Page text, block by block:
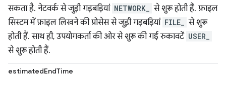
सकता है. नेटवर्क से जुड़ी गड़बड़ियां NETWORK_
से शुरू होती हैं. फ़ाइल
सिस्टम में फ़ाइल लिखने की प्रोसेस से जुड़ी गड़बड़ियां FILE_
से शुरू
होती हैं. साथ ही, उपयोगकर्ता की ओर से शुरू की गई रुकावटें USER_
से शुरू होती हैं.
estimatedEndTime